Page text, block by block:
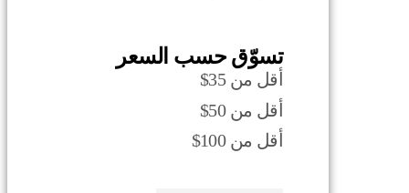
تسوّق حسب السعر
أقل من 35$
أقل من 50$
أقل من 100$